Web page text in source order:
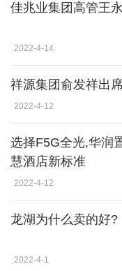
佳兆业集团高管王
2022-4-14
祥源集团俞发祥出
2022-4-12
选择F5G全光,华润
慧酒店新标准
2022-4-12
龙湖为什么卖的好?
2022-4-1